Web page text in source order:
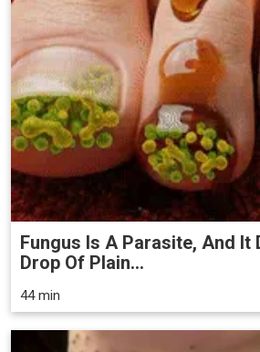
Fungus Is A Parasite, And It
Drop Of Plain...
44 min